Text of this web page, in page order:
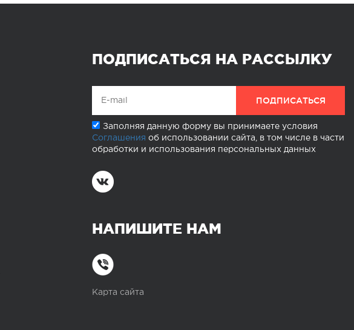
ПОДПИСАТЬСЯ НА РАССЫЛКУ
Заполняя данную форму вы принимаете условия
Соглашения об использовании сайта, в том числе в части
обработки и использования персональных данных
НАПИШИТЕ НАМ
Карта сайта